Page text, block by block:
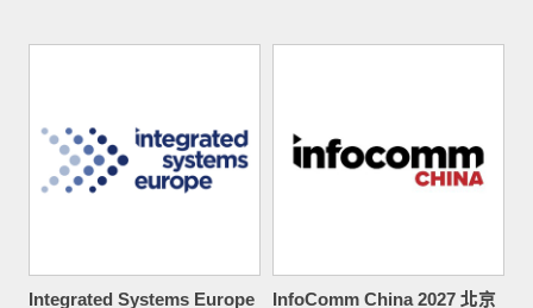
Integrated Systems Europe
InfoComm China 2027 北京